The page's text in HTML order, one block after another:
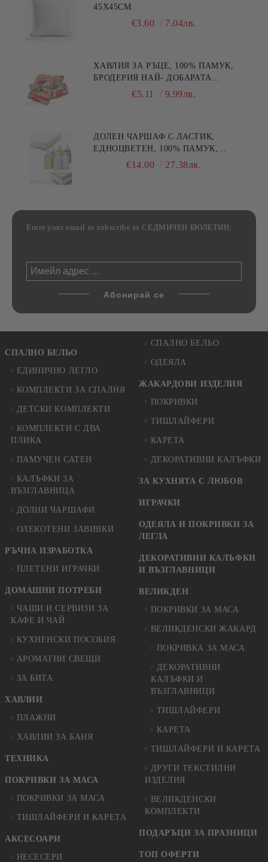
45X45СМ.
€3.60 7.04лв.
ХАВЛИЯ ЗА РЪЦЕ, 100% ПАМУК,
БРОДЕРИЯ НАЙ- ДОБАРАТА
МАЙКА/БАБА , РАЗМЕР:
€5.11 9.99лв.
ДОЛЕН ЧАРШАФ С ЛАСТИК,
ЕДНОЦВЕТЕН, 100% ПАМУК,
РАЗЛИЧНИ РАЗМЕРИ
€14.00 27.38лв.
Enter your email to subscribe to СЕДМИЧЕН БЮЛЕТИН:
СПАЛНО БЕЛЬО
ЕДИНИЧНО ЛЕГЛО
КОМПЛЕКТИ ЗА СПАЛНЯ
ДЕТСКИ КОМПЛЕКТИ
КОМПЛЕКТИ С ДВА
ПЛИКА
ПАМУЧЕН САТЕН
КАЛЪФКИ ЗА
ВЪЗГЛАВНИЦА
ДОЛНИ ЧАРШАФИ
ОЛЕКОТЕНИ ЗАВИВКИ
РЪЧНА ИЗРАБОТКА
ПЛЕТЕНИ ИГРАЧКИ
ДОМАШНИ ПОТРЕБИ
ЧАШИ И СЕРВИЗИ ЗА
КАФЕ И ЧАЙ
КУХНЕНСКИ ПОСОБИЯ
АРОМАТНИ СВЕЩИ
ЗА БИТА
ХАВЛИИ
ПЛАЖНИ
ХАВЛИИ ЗА БАНЯ
ТЕХНИКА
ПОКРИВКИ ЗА МАСА
ПОКРИВКИ ЗА МАСА
ТИШЛАЙФЕРИ И КАРЕТА
АКСЕСОАРИ
НЕСЕСЕРИ
СПАЛНО БЕЛЬО
ОДЕЯЛА
ЖАКАРДОВИ ИЗДЕЛИЯ
ПОКРИВКИ
ТИШЛАЙФЕРИ
КАРЕТА
ДЕКОРАТИВНИ КАЛЪФКИ
ЗА КУХНЯТА С ЛЮБОВ
ИГРАЧКИ
ОДЕЯЛА И ПОКРИВКИ ЗА
ЛЕГЛА
ДЕКОРАТИВНИ КАЛЪФКИ
И ВЪЗГЛАВНИЦИ
ВЕЛИКДЕН
ПОКРИВКИ ЗА МАСА
ВЕЛИКДЕНСКИ ЖАКАРД
ПОКРИВКА ЗА МАСА
ДЕКОРАТИВНИ
КАЛЪФКИ И
ВЪЗГЛАВНИЦИ
ТИШЛАЙФЕРИ
КАРЕТА
ТИШЛАЙФЕРИ И КАРЕТА
ДРУГИ ТЕКСТИЛНИ
ИЗДЕЛИЯ
ВЕЛИКДЕНСКИ
КОМПЛЕКТИ
ПОДАРЪЦИ ЗА ПРАЗНИЦИ
ТОП ОФЕРТИ